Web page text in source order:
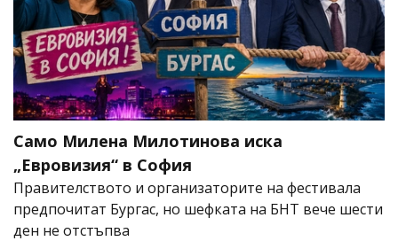
Само Милена Милотинова иска
„Евровизия“ в София
Правителството и организаторите на фестивала
предпочитат Бургас, но шефката на БНТ вече шести
ден не отстъпва